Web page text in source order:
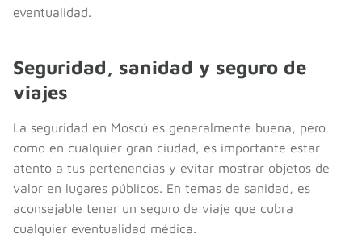
eventualidad.
Seguridad, sanidad y seguro de
viajes
La seguridad en Moscú es generalmente buena, pero
como en cualquier gran ciudad, es importante estar
atento a tus pertenencias y evitar mostrar objetos de
valor en lugares públicos. En temas de sanidad, es
aconsejable tener un seguro de viaje que cubra
cualquier eventualidad médica.